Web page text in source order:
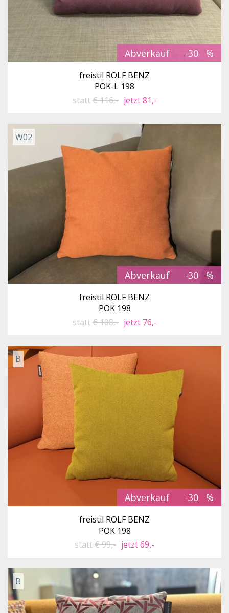
Abverkauf -30
freistil ROLF BENZ
POK-L 198
statt€ 116,- jetzt 81,-
Abverkauf -30
W02
freistil ROLF BENZ
POK 198
statt€ 108,- jetzt 76,-
Abverkauf -30
B
freistil ROLF BENZ
POK 198
statt€ 99,- jetzt 69,-
B